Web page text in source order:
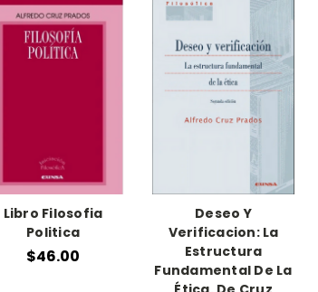
Libro Filosofia
Politica
$46.00
Deseo Y
Verificacion: La
Estructura
Fundamental De La